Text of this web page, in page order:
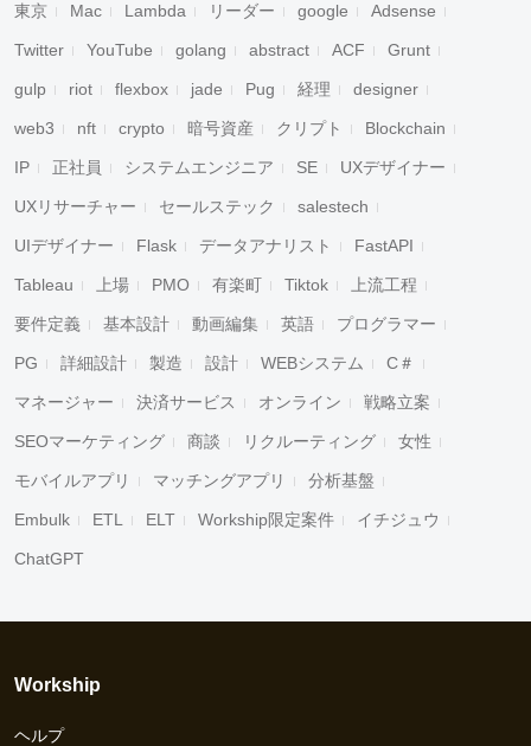
東京 Mac Lambda リーダー google Adsense
Twitter YouTube golang abstract ACF Grunt
gulp riot flexbox jade Pug 経理 designer
web3 nft crypto 暗号資産 クリプト Blockchain
IP 正社員 システムエンジニア SE UXデザイナー
UXリサーチャー セールステック salestech
UIデザイナー Flask データアナリスト FastAPI
Tableau 上場 PMO 有楽町 Tiktok 上流工程
要件定義 基本設計 動画編集 英語 プログラマー
PG 詳細設計 製造 設計 WEBシステム C＃
マネージャー 決済サービス オンライン 戦略立案
SEOマーケティング 商談 リクルーティング 女性
モバイルアプリ マッチングアプリ 分析基盤
Embulk ETL ELT Workship限定案件 イチジュウ
ChatGPT
Workship
ヘルプ